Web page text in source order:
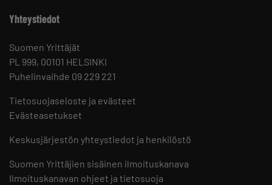
Yhteystiedot
Suomen Yrittäjät
PL 999, 00101 HELSINKI
Puhelinvaihde 09 229 221
Tietosuojaseloste ja evästeet
Evästeasetukset
Keskusjärjestön yhteystiedot ja henkilöstö
Suomen Yrittäjien sisäinen ilmoituskanava
Ilmoituskanavan ohjeet ja tietosuoja